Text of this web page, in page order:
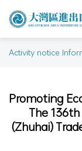
Activity notice
Promoting
The
(Zhuhai)